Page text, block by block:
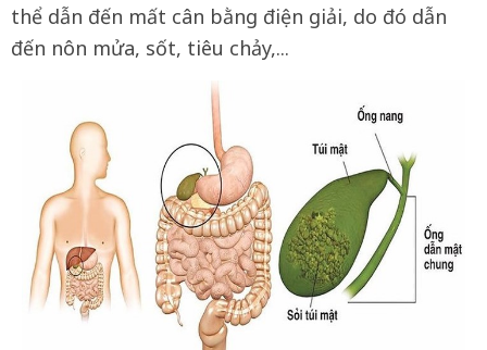
thể dẫn đến mất cân bằng điện giải, do đó dẫn
đến nôn mửa, sốt, tiêu chảy,...